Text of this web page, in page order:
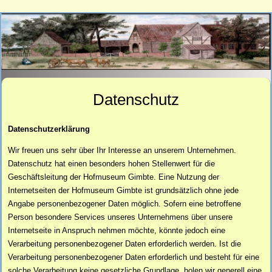
Datenschutz
Datenschutzerklärung
Wir freuen uns sehr über Ihr Interesse an unserem Unternehmen.
Datenschutz hat einen besonders hohen Stellenwert für die
Geschäftsleitung der Hofmuseum Gimbte. Eine Nutzung der
Internetseiten der Hofmuseum Gimbte ist grundsätzlich ohne jede
Angabe personenbezogener Daten möglich. Sofern eine betroffene
Person besondere Services unseres Unternehmens über unsere
Internetseite in Anspruch nehmen möchte, könnte jedoch eine
Verarbeitung personenbezogener Daten erforderlich werden. Ist die
Verarbeitung personenbezogener Daten erforderlich und besteht für eine